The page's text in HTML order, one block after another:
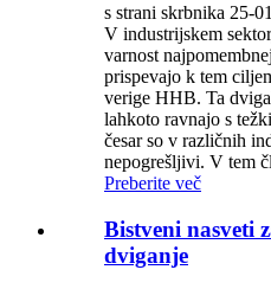
s strani skrbnika 25-
V industrijskem
varnost
prispevajo k tem
verige HHB. Ta
lahkoto ravnajo s
česar so v različnih
nepogrešljivi. V tem
Preberite več
Bistveni nasveti
dviganje